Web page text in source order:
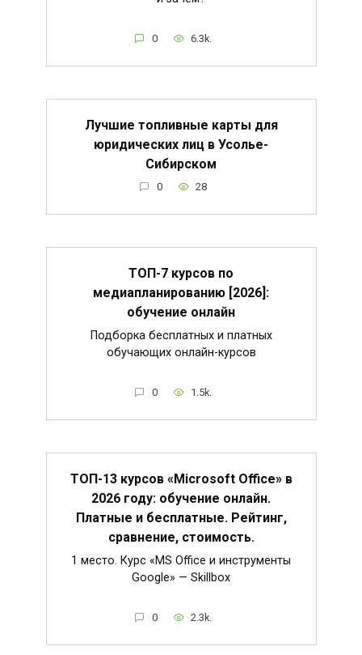
0 6.3k.
Лучшие топливные карты для
юридических лиц в Усолье-
Сибирском
0 28
ТОП-7 курсов по
медиапланированию [2026]:
обучение онлайн
Подборка бесплатных и платных
обучающих онлайн-курсов
0 1.5k.
ТОП-13 курсов «Microsoft Office» в
2026 году: обучение онлайн.
Платные и бесплатные. Рейтинг,
сравнение, стоимость.
1 место. Курс «MS Office и инструменты
Google» — Skillbox
0 2.3k.